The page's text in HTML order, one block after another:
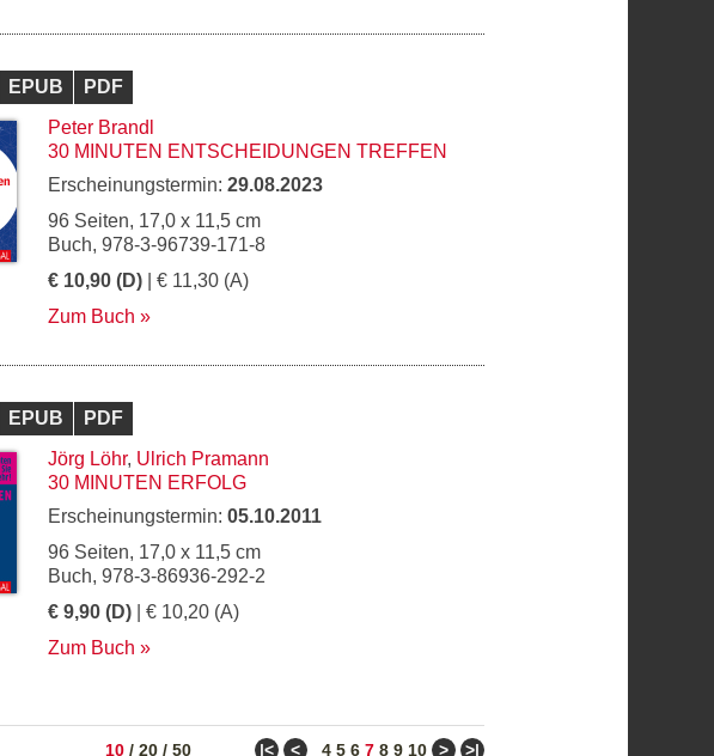
EPUB
PDF
Peter Brandl
30 MINUTEN ENTSCHEIDUNGEN TREFFEN
Erscheinungstermin: 29.08.2023
96 Seiten, 17,0 x 11,5 cm
Buch, 978-3-96739-171-8
€ 10,90 (D) | € 11,30 (A)
Zum Buch
EPUB
PDF
Jörg Löhr, Ulrich Pramann
30 MINUTEN ERFOLG
Erscheinungstermin: 05.10.2011
96 Seiten, 17,0 x 11,5 cm
Buch, 978-3-86936-292-2
€ 9,90 (D) | € 10,20 (A)
Zum Buch
10 / 20 / 50 ǀ< < 4 5 6 7 8 9 10 > >ǀ